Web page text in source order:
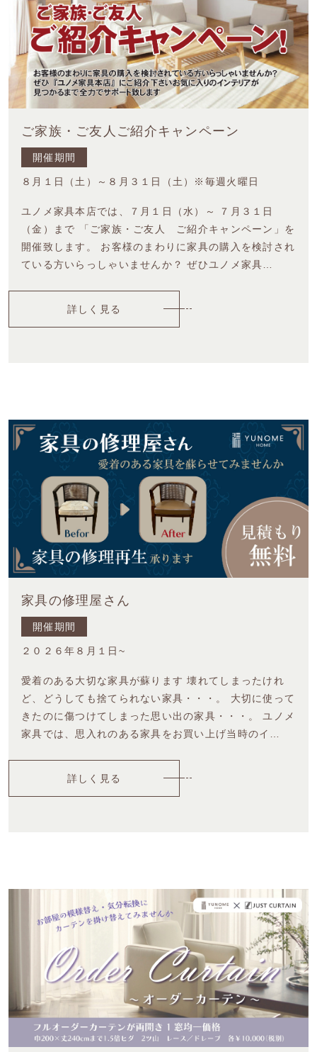
ご家族・ご友人ご紹介キャンペーン
開催期間
８月１日（土）～８月３１日（土）※毎週火曜日
ユノメ家具本店では、７月１日（水）～ ７月３１日
（金）まで 「ご家族・ご友人 ご紹介キャンペーン」を
開催致します。 お客様のまわりに家具の購入を検討され
ている方いらっしゃいませんか？ ぜひユノメ家具…
詳しく見る
家具の修理屋さん
開催期間
２０２６年８月１日~
愛着のある大切な家具が蘇ります 壊れてしまったけれ
ど、どうしても捨てられない家具・・・。 大切に使って
きたのに傷つけてしまった思い出の家具・・・。 ユノメ
家具では、思入れのある家具をお買い上げ当時のイ…
詳しく見る